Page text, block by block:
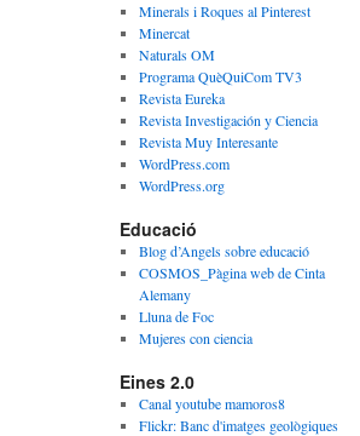
Minerals i Roques al Pinterest
Minercat
Naturals OM
Programa QuèQuiCom TV3
Revista Eureka
Revista Investigación y Ciencia
Revista Muy Interesante
WordPress.com
WordPress.org
Educació
Blog d’Angels sobre educació
COSMOS_Pàgina web de Cinta
Alemany
Lluna de Foc
Mujeres con ciencia
Eines 2.0
Canal youtube mamoros8
Flickr: Banc d'imatges geològiques